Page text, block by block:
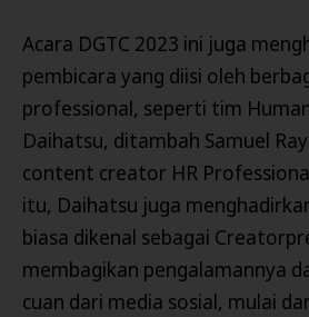
Acara DGTC 2023 ini juga
pembicara yang diisi oleh
professional, seperti tim
Daihatsu, ditambah Samuel
content creator HR
itu, Daihatsu juga
biasa dikenal sebagai
membagikan pengalamannya
cuan dari media sosial, mulai